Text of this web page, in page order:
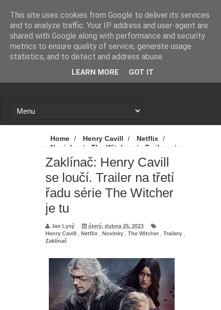
Loading...
Home / Henry Cavill / Netflix /
Novinky
/ The Witcher / Trailery
/
Zaklínač
Zaklínač: Henry Cavill se
loučí. Trailer na třetí řadu série The Witcher
je tu
Zaklínač: Henry Cavill
se loučí. Trailer na třetí
řadu série The Witcher
je tu
Jan Lysý
úterý, dubna 25, 2023
Henry Cavill
Netflix Novinky The Witcher Trailery
Zaklínač
This site uses cookies from Google to deliver its services
and to analyze traffic. Your IP address and user-agent are
shared with Google along with performance and security
metrics to ensure quality of service, generate usage
statistics, and to detect and address abuse.
LEARN MORE GOT IT